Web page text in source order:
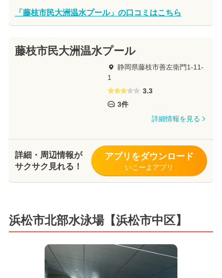
「藤枝市民大洲温水プール」の口コミはこちら
藤枝市民大洲温水プール
静岡県藤枝市善左衛門1-11-
1
3.3
3件
詳細情報を見る
詳細・周辺情報が
サクサク見れる！
アプリをダウンロード
いこーよアプリ
浜松市北部水泳場【浜松市中区】